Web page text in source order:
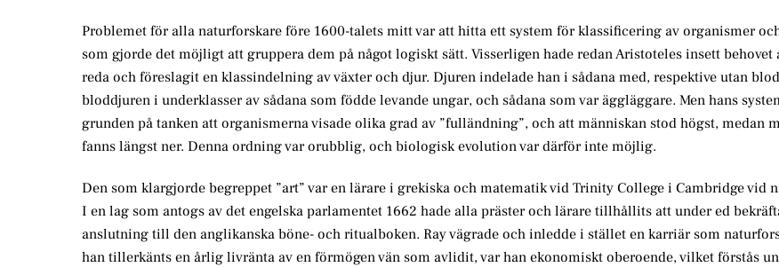
Problemet för alla naturforskare före 1600-talets mitt var att hitta ett system för klassificering av organismer
som gjorde det möjligt att gruppera dem på något logiskt sätt. Visserligen hade redan Aristoteles insett
reda och föreslagit en klassindelning av växter och djur. Djuren indelade han i sådana med, respektive utan
bloddjuren i underklasser av sådana som födde levande ungar, och sådana som var äggläggare. Men hans
grunden på tanken att organismerna visade olika grad av ”fulländning”, och att människan stod högst, medan
fanns längst ner. Denna ordning var orubblig, och biologisk evolution var därför inte möjlig.
Den som klargjorde begreppet ”art” var en lärare i grekiska och matematik vid Trinity College i Cambridge vid
I en lag som antogs av det engelska parlamentet 1662 hade alla präster och lärare tillhållits att under ed
anslutning till den anglikanska böne- och ritualboken. Ray vägrade och inledde i stället en karriär som
han tillerkänts en årlig livränta av en förmögen vän som avlidit, var han ekonomiskt oberoende, vilket förstås